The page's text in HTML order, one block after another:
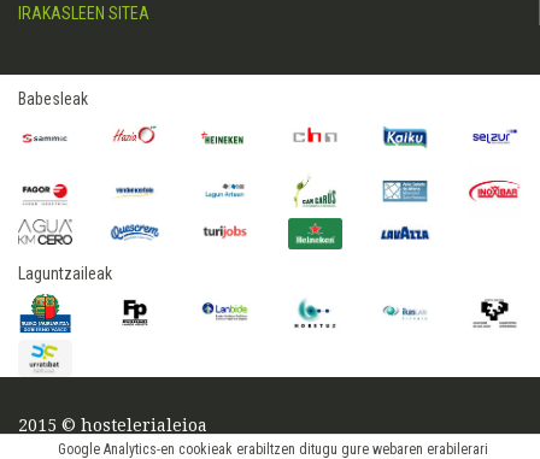
Google Analytics-en cookieak erabiltzen ditugu gure webaren erabilerari
IRAKASLEEN SITEA
Babesleak
Laguntzaileak
2015 © hostelerialeioa
Log in